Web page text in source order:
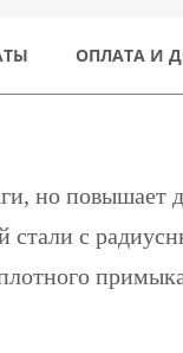
ОПЛАТА И
но повышает
стали с